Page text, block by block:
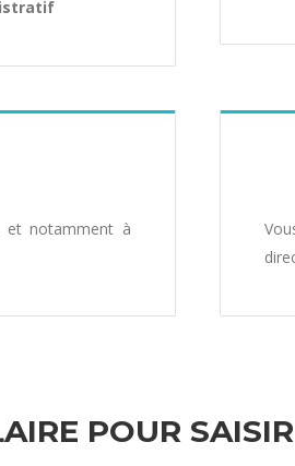
et notamment à
POUR